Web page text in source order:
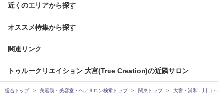
近くのエリアから探す
オススメ特集から探す
関連リンク
トゥルークリエイション 大宮(True Creation)の近隣サロン
総合トップ 美容院・美容室・ヘアサロン検索トップ 関東トップ 大宮・浦和・川口